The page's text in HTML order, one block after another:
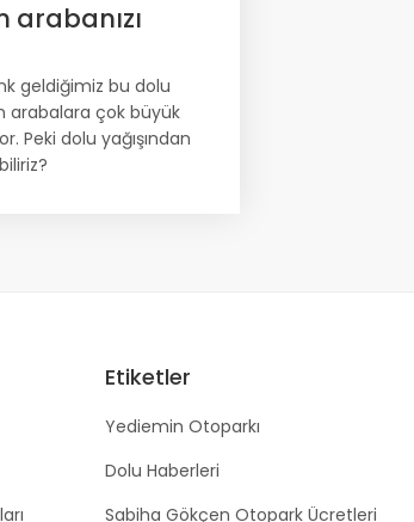
arabanızı
geldiğimiz bu dolu
arabalara çok büyük
Peki dolu yağışından
Etiketler
Yediemin Otoparkı
Dolu Haberleri
Sabiha Gökçen Otopark Ücretleri